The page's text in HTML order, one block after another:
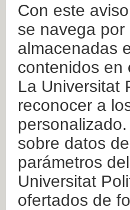
Con este
se navega
almacenadas
contenidos en
La Universitat
reconocer a
sobre datos
parámetros
Universitat
ofertados de